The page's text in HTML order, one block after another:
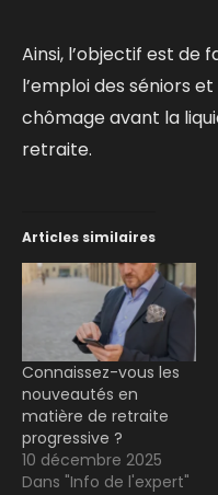
Ainsi, l’objectif est de
l’emploi des séniors
chômage avant la
retraite.
Articles similaires
Connaissez-vous les
nouveautés en
matière de retraite
progressive ?
10 décembre 2025
Dans "Info de l'expert"